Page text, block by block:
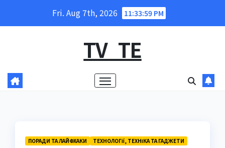
Fri. Aug 7th, 2026 11:34:00 PM
TV_TE
ПОРАДИ ТА ЛАЙФХАКИ ТЕХНОЛОГІЇ, ТЕХНІКА ТА ГАДЖЕТИ